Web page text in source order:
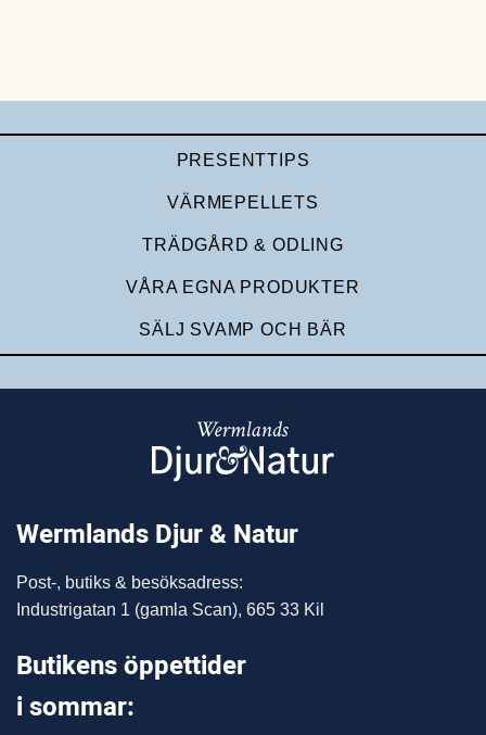
PRESENTTIPS
VÄRMEPELLETS
TRÄDGÅRD & ODLING
VÅRA EGNA PRODUKTER
SÄLJ SVAMP OCH BÄR
Wermlands Djur & Natur
Post-, butiks & besöksadress:
Industrigatan 1 (gamla Scan), 665 33 Kil
Butikens öppettider
i sommar: